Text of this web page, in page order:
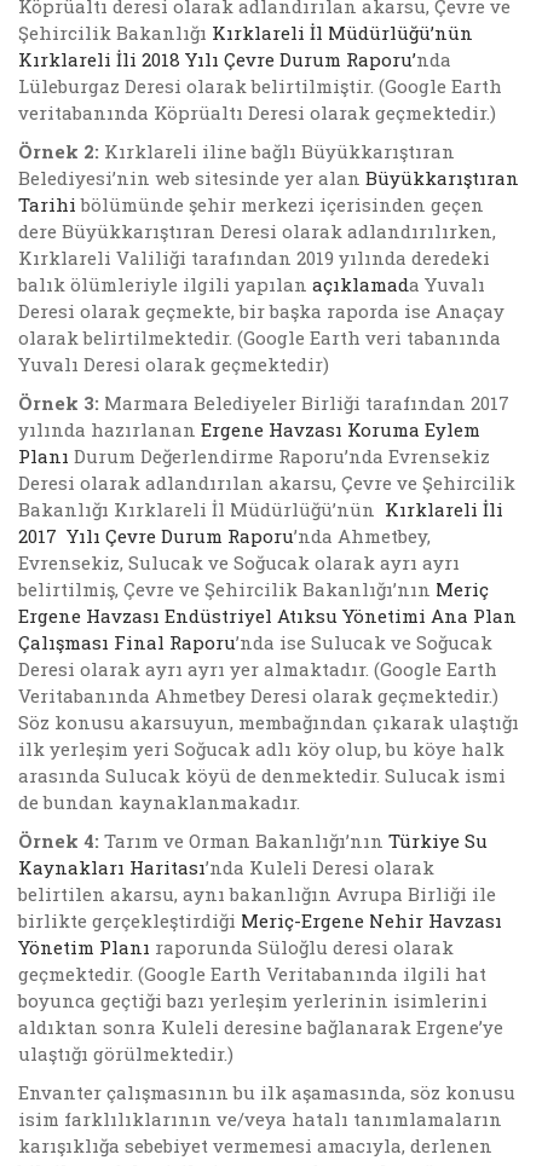
Köprüaltı deresi olarak adlandırılan akarsu, Çevre ve
Şehircilik Bakanlığı Kırklareli İl Müdürlüğü’nün
Kırklareli İli 2018 Yılı Çevre Durum Raporu’nda
Lüleburgaz Deresi olarak belirtilmiştir. (Google Earth
veritabanında Köprüaltı Deresi olarak geçmektedir.)
Örnek 2: Kırklareli iline bağlı Büyükkarıştıran
Belediyesi’nin web sitesinde yer alan Büyükkarıştıran
Tarihi bölümünde şehir merkezi içerisinden geçen
dere Büyükkarıştıran Deresi olarak adlandırılırken,
Kırklareli Valiliği tarafından 2019 yılında deredeki
balık ölümleriyle ilgili yapılan açıklamada Yuvalı
Deresi olarak geçmekte, bir başka raporda ise Anaçay
olarak belirtilmektedir. (Google Earth veri tabanında
Yuvalı Deresi olarak geçmektedir)
Örnek 3: Marmara Belediyeler Birliği tarafından 2017
yılında hazırlanan Ergene Havzası Koruma Eylem
Planı Durum Değerlendirme Raporu’nda Evrensekiz
Deresi olarak adlandırılan akarsu, Çevre ve Şehircilik
Bakanlığı Kırklareli İl Müdürlüğü’nün Kırklareli İli
2017 Yılı Çevre Durum Raporu’nda Ahmetbey,
Evrensekiz, Sulucak ve Soğucak olarak ayrı ayrı
belirtilmiş, Çevre ve Şehircilik Bakanlığı’nın Meriç
Ergene Havzası Endüstriyel Atıksu Yönetimi Ana Plan
Çalışması Final Raporu’nda ise Sulucak ve Soğucak
Deresi olarak ayrı ayrı yer almaktadır. (Google Earth
Veritabanında Ahmetbey Deresi olarak geçmektedir.)
Söz konusu akarsuyun, membağından çıkarak ulaştığı
ilk yerleşim yeri Soğucak adlı köy olup, bu köye halk
arasında Sulucak köyü de denmektedir. Sulucak ismi
de bundan kaynaklanmakadır.
Örnek 4: Tarım ve Orman Bakanlığı’nın Türkiye Su
Kaynakları Haritası’nda Kuleli Deresi olarak
belirtilen akarsu, aynı bakanlığın Avrupa Birliği ile
birlikte gerçekleştirdiği Meriç-Ergene Nehir Havzası
Yönetim Planı raporunda Süloğlu deresi olarak
geçmektedir. (Google Earth Veritabanında ilgili hat
boyunca geçtiği bazı yerleşim yerlerinin isimlerini
aldıktan sonra Kuleli deresine bağlanarak Ergene’ye
ulaştığı görülmektedir.)
Envanter çalışmasının bu ilk aşamasında, söz konusu
isim farklılıklarının ve/veya hatalı tanımlamaların
karışıklığa sebebiyet vermemesi amacıyla, derlenen